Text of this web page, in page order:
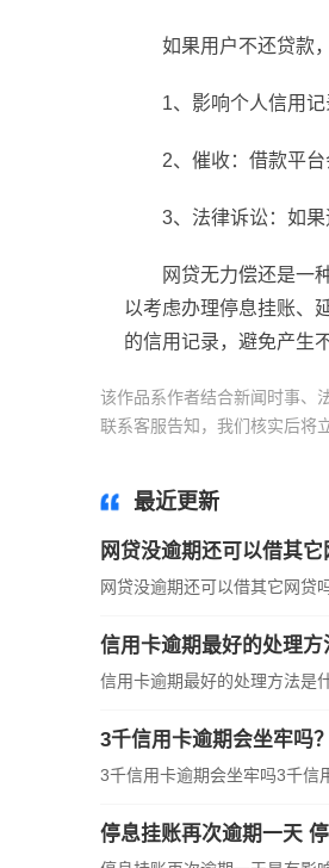
如果用户不还贷款
1、影响个人信用
2、催收：借款平
3、法律诉讼：如
网贷无力偿还是一
以考虑办理停息挂账、
的信用记录，避免产生
该作品系作者结合新闻时事、
联系客服告知，我们核实后将
最近更新
网贷没逾期还可以借其
网贷没逾期还可以借其它网贷
信用卡逾期最好的处理方
信用卡逾期最好的处理方法是
3千信用卡逾期会坐牢吗
3千信用卡逾期会坐牢吗3千信
停息挂账再次逾期一天